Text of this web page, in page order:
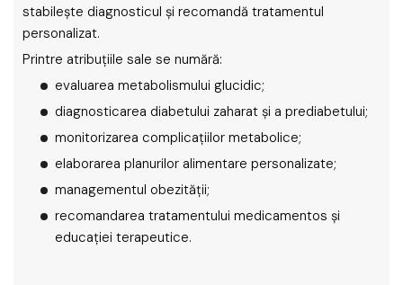
stabilește diagnosticul și recomandă tratamentul
personalizat.
Printre atribuțiile sale se numără:
evaluarea metabolismului glucidic;
diagnosticarea diabetului zaharat și a prediabetului;
monitorizarea complicațiilor metabolice;
elaborarea planurilor alimentare personalizate;
managementul obezității;
recomandarea tratamentului medicamentos și
educației terapeutice.